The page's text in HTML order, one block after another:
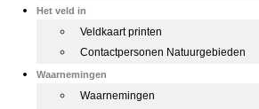
Het veld in
Veldkaart printen
Contactpersonen Natuurgebieden
Waarnemingen
Waarnemingen